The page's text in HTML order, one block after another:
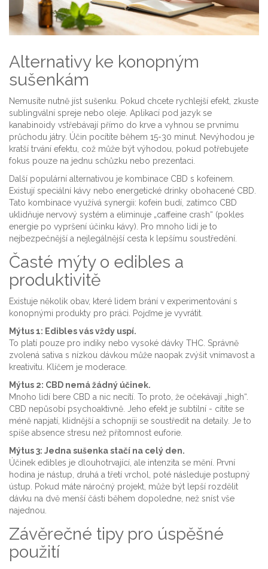
Alternativy ke konopným
sušenkám
Nemusíte nutně jíst sušenku. Pokud chcete rychlejší efekt, zkuste
sublingvální spreje nebo oleje. Aplikací pod jazyk se
kanabinoidy vstřebávají přímo do krve a vyhnou se prvnímu
průchodu játry. Účin pocítíte během 15-30 minut. Nevýhodou je
kratší trvání efektu, což může být výhodou, pokud potřebujete
fokus pouze na jednu schůzku nebo prezentaci.
Další populární alternativou je kombinace CBD s kofeinem.
Existují speciální kávy nebo energetické drinky obohacené CBD.
Tato kombinace využívá synergii: kofein budí, zatímco CBD
uklidňuje nervový systém a eliminuje „caffeine crash“ (pokles
energie po vypršení účinku kávy). Pro mnoho lidí je to
nejbezpečnější a nejlegálnější cesta k lepšímu soustředění.
Časté mýty o edibles a
produktivitě
Existuje několik obav, které lidem brání v experimentování s
konopnými produkty pro práci. Pojďme je vyvrátit.
Mýtus 1: Edibles vás vždy uspí.
To platí pouze pro indiky nebo vysoké dávky THC. Správně
zvolená sativa s nízkou dávkou může naopak zvýšit vnímavost a
kreativitu. Klíčem je moderace.
Mýtus 2: CBD nemá žádný účinek.
Mnoho lidí bere CBD a nic necítí. To proto, že očekávají „high“.
CBD nepůsobí psychoaktivně. Jeho efekt je subtilní - cítíte se
méně napjatí, klidnější a schopníji se soustředit na detaily. Je to
spíše absence stresu než přítomnost euforie.
Mýtus 3: Jedna sušenka stačí na celý den.
Účinek edibles je dlouhotrvající, ale intenzita se mění. První
hodina je nástup, druhá a třetí vrchol, poté následuje postupný
ústup. Pokud máte náročný projekt, může být lepší rozdělit
dávku na dvě menší části během dopoledne, než sníst vše
najednou.
Závěrečné tipy pro úspěšné
použití